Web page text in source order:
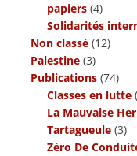
papiers (4)
Solidarités
Non classé (12)
Palestine (3)
Publications (74)
Classes en lutte
La Mauvaise
Tartagueule (3)
Zéro De